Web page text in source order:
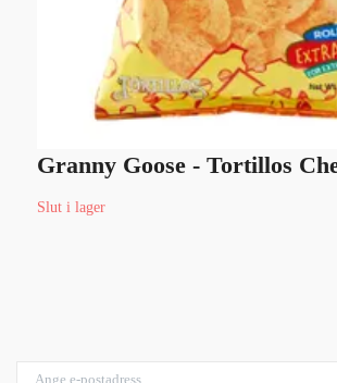
Granny Goose - Tortillos
Slut i lager